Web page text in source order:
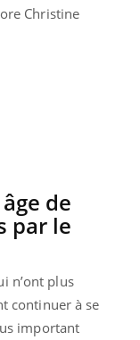
Christine
de
par le
n’ont plus
continuer à se
important